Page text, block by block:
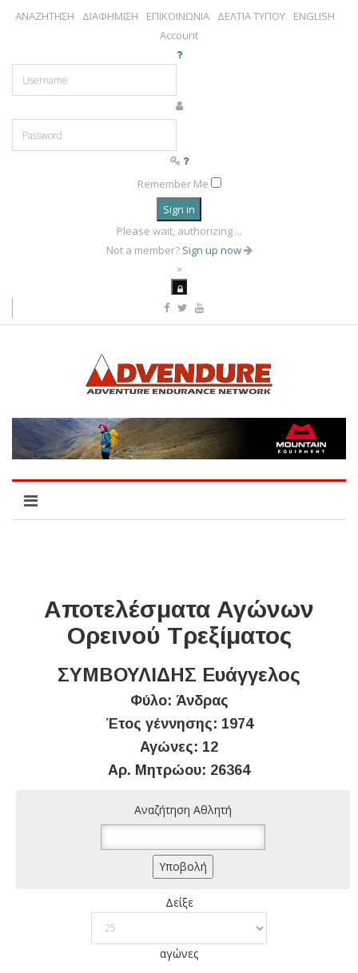
ΑΝΑΖΗΤΗΣΗ ΔΙΑΦΗΜΙΣΗ ΕΠΙΚΟΙΝΩΝΙΑ ΔΕΛΤΙΑ ΤΥΠΟΥ
ENGLISH
Account
Remember Me
Sign in
Please wait, authorizing ...
Not a member? Sign up now
×
Αποτελέσματα Αγώνων
Ορεινού Τρεξίματος
ΣΥΜΒΟΥΛΙΔΗΣ Ευάγγελος
Φύλο: Άνδρας
Έτος γέννησης: 1974
Αγώνες: 12
Αρ. Μητρώου: 26364
Αναζήτηση Αθλητή
Δείξε
αγώνες